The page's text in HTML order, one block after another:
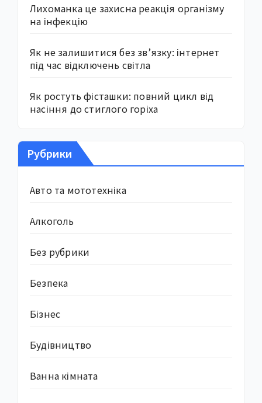
Лихоманка це захисна реакція організму
на інфекцію
Як не залишитися без зв’язку: інтернет
під час відключень світла
Як ростуть фісташки: повний цикл від
насіння до стиглого горіха
Рубрики
Авто та мототехніка
Алкоголь
Без рубрики
Безпека
Бізнес
Будівництво
Ванна кімната